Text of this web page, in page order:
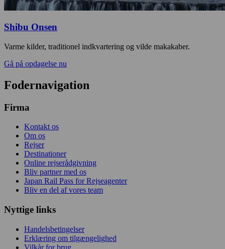
Shibu Onsen
Varme kilder, traditionel indkvartering og vilde makakaber.
Gå på opdagelse nu
Fodernavigation
Firma
Kontakt os
Om os
Rejser
Destinationer
Online rejserådgivning
Bliv partner med os
Japan Rail Pass for Rejseagenter
Bliv en del af vores team
Nyttige links
Handelsbetingelser
Erklæring om tilgængelighed
Vilkår for brug